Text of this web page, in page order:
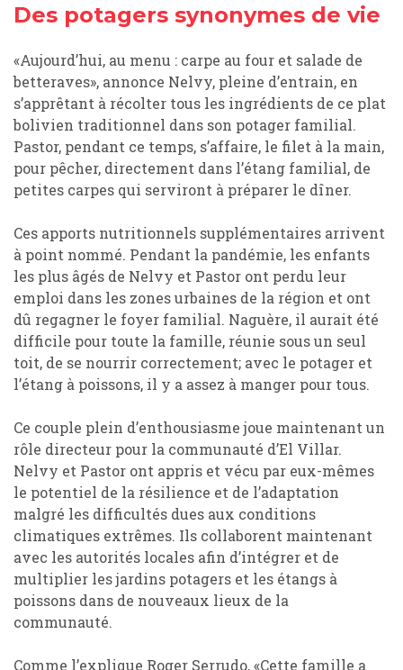
Des potagers synonymes de vie
«Aujourd’hui, au menu : carpe au four et salade de
betteraves», annonce Nelvy, pleine d’entrain, en
s’apprêtant à récolter tous les ingrédients de ce plat
bolivien traditionnel dans son potager familial.
Pastor, pendant ce temps, s’affaire, le filet à la main,
pour pêcher, directement dans l’étang familial, de
petites carpes qui serviront à préparer le dîner.
Ces apports nutritionnels supplémentaires arrivent
à point nommé. Pendant la pandémie, les enfants
les plus âgés de Nelvy et Pastor ont perdu leur
emploi dans les zones urbaines de la région et ont
dû regagner le foyer familial. Naguère, il aurait été
difficile pour toute la famille, réunie sous un seul
toit, de se nourrir correctement; avec le potager et
l’étang à poissons, il y a assez à manger pour tous.
Ce couple plein d’enthousiasme joue maintenant un
rôle directeur pour la communauté d’El Villar.
Nelvy et Pastor ont appris et vécu par eux-mêmes
le potentiel de la résilience et de l’adaptation
malgré les difficultés dues aux conditions
climatiques extrêmes. Ils collaborent maintenant
avec les autorités locales afin d’intégrer et de
multiplier les jardins potagers et les étangs à
poissons dans de nouveaux lieux de la
communauté.
Comme l’explique Roger Serrudo, «Cette famille a